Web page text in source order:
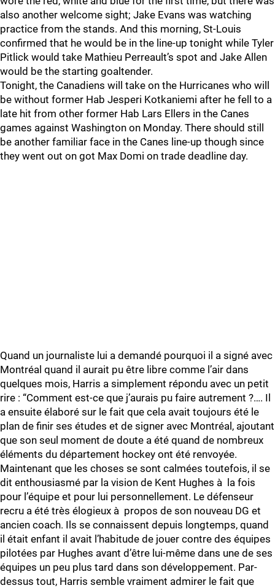
also another welcome sight; Jake Evans was watching
practice from the stands. And this morning, St-Louis
confirmed that he would be in the line-up tonight while Tyler
Pitlick would take Mathieu Perreault’s spot and Jake Allen
would be the starting goaltender.
Tonight, the Canadiens will take on the Hurricanes who will
be without former Hab Jesperi Kotkaniemi after he fell to a
late hit from other former Hab Lars Ellers in the Canes
games against Washington on Monday. There should still
be another familiar face in the Canes line-up though since
they went out on got Max Domi on trade deadline day.
Quand un journaliste lui a demandé pourquoi il a signé avec
Montréal quand il aurait pu être libre comme l’air dans
quelques mois, Harris a simplement répondu avec un petit
rire : “Comment est-ce que j’aurais pu faire autrement ?…. Il
a ensuite élaboré sur le fait que cela avait toujours été le
plan de finir ses études et de signer avec Montréal, ajoutant
que son seul moment de doute a été quand de nombreux
éléments du département hockey ont été renvoyée.
Maintenant que les choses se sont calmées toutefois, il se
dit enthousiasmé par la vision de Kent Hughes à la fois
pour l’équipe et pour lui personnellement. Le défenseur
recru a été très élogieux à propos de son nouveau DG et
ancien coach. Ils se connaissent depuis longtemps, quand
il était enfant il avait l’habitude de jouer contre des équipes
pilotées par Hughes avant d’être lui-même dans une de ses
équipes un peu plus tard dans son développement. Par-
dessus tout, Harris semble vraiment admirer le fait que